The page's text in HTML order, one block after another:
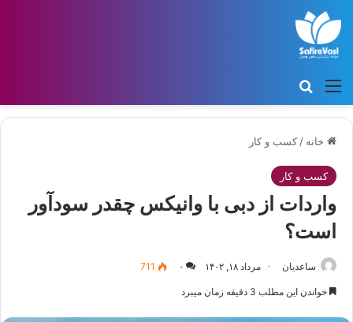
منو
خانه / کسب و کار
کسب و کار
واردات از دبی با وانیکس چقدر سودآور
است؟
ساعدیان مرداد ۱۸, ۱۴۰۲ ۰ 711
خواندن این مطلب 3 دقیقه زمان میبرد